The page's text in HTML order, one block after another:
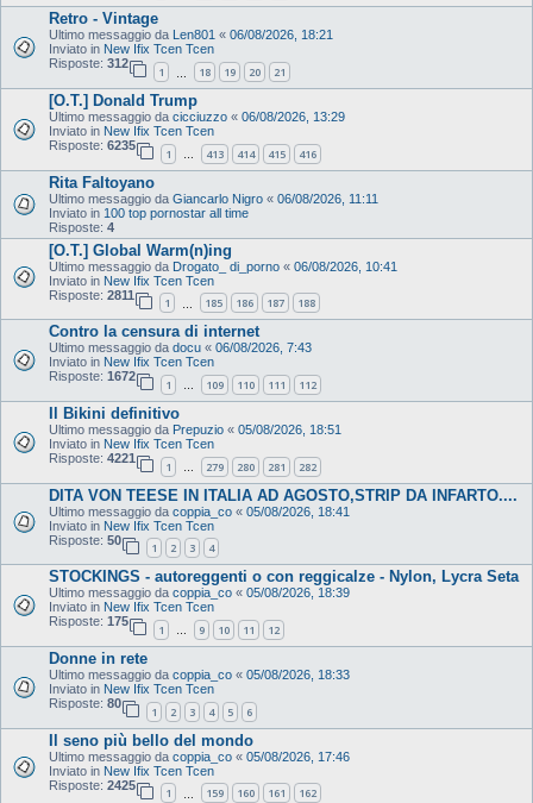
Retro - Vintage
Ultimo messaggio da Len801 « 06/08/2026, 18:21
Inviato in New Ifix Tcen Tcen
Risposte: 312
1 18 19 20 21
[O.T.] Donald Trump
Ultimo messaggio da cicciuzzo « 06/08/2026, 13:29
Inviato in New Ifix Tcen Tcen
Risposte: 6235
1 … 413 414 415 416
Rita Faltoyano
Ultimo messaggio da Giancarlo Nigro « 06/08/2026, 11:11
Inviato in 100 top pornostar all time
Risposte: 4
[O.T.] Global Warm(n)ing
Ultimo messaggio da Drogato_ di_porno « 06/08/2026, 10:41
Inviato in New Ifix Tcen Tcen
Risposte: 2811
1 185 186 187 188
Contro la censura di internet
Ultimo messaggio da docu « 06/08/2026, 7:43
Inviato in New Ifix Tcen Tcen
Risposte: 1672
1 … 109 110 111 112
Il Bikini definitivo
Ultimo messaggio da Prepuzio « 05/08/2026, 18:51
Inviato in New Ifix Tcen Tcen
Risposte: 4221
1 … 279 280 281 282
DITA VON TEESE IN ITALIA AD AGOSTO,STRIP DA INFARTO....
Ultimo messaggio da coppia_co « 05/08/2026, 18:41
Inviato in New Ifix Tcen Tcen
Risposte: 50
1 2 3 4
STOCKINGS - autoreggenti o con reggicalze - Nylon, Lycra Seta
Ultimo messaggio da coppia_co « 05/08/2026, 18:39
Inviato in New Ifix Tcen Tcen
Risposte: 175
1 … 9 10 11 12
Donne in rete
Ultimo messaggio da coppia_co « 05/08/2026, 18:33
Inviato in New Ifix Tcen Tcen
Risposte: 80
1 2 3 4 5 6
Il seno più bello del mondo
Ultimo messaggio da coppia_co « 05/08/2026, 17:46
Inviato in New Ifix Tcen Tcen
Risposte: 2425
1 159 160 161 162